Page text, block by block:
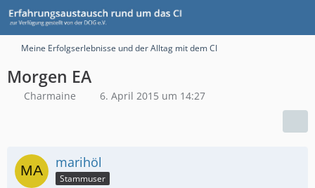
Meine Erfolgserlebnisse und der Alltag mit dem CI
Morgen EA
Charmaine 6. April 2015 um 14:27
marihöl
Stammuser